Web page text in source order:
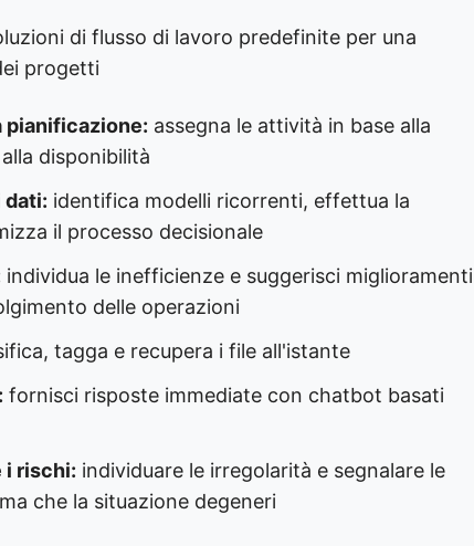
di flusso di lavoro predefinite per una
progetti
pianificazione: assegna le attività in base alla
disponibilità
dati: identifica modelli ricorrenti, effettua la
il processo decisionale
individua le inefficienze e suggerisci miglioramenti
delle operazioni
tagga e recupera i file all'istante
fornisci risposte immediate con chatbot basati
i rischi: individuare le irregolarità e segnalare le
che la situazione degeneri